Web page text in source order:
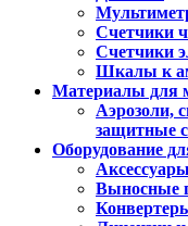
Счетчики
Счетчики
Шкалы к
Материалы для
Аэрозоли,
защитные
Оборудование
Выносные